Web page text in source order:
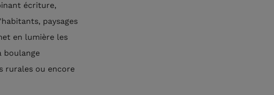
écriture,
paysages
en lumière les
boulange
rurales ou encore